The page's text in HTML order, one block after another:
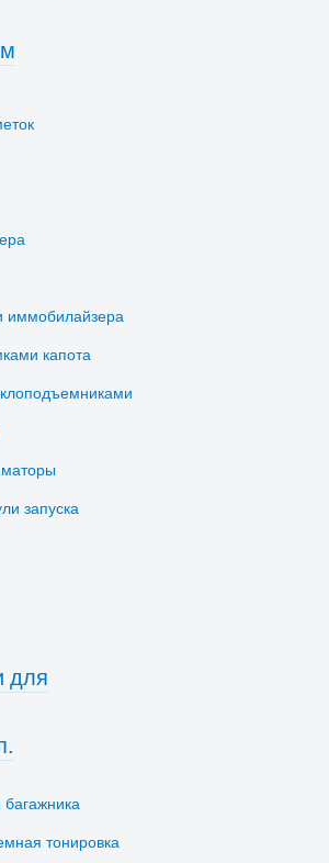
иммобилайзера
капота
запуска
для
тонировка